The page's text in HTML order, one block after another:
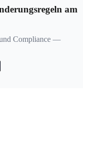
am
und Compliance —